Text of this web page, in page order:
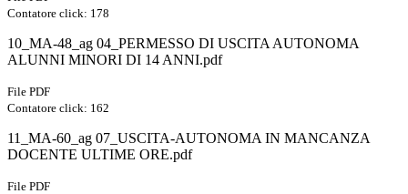
Contatore click: 178
10_MA-48_ag 04_PERMESSO DI USCITA AUTONOMA
ALUNNI MINORI DI 14 ANNI.pdf
File PDF
Contatore click: 162
11_MA-60_ag 07_USCITA-AUTONOMA IN MANCANZA
DOCENTE ULTIME ORE.pdf
File PDF